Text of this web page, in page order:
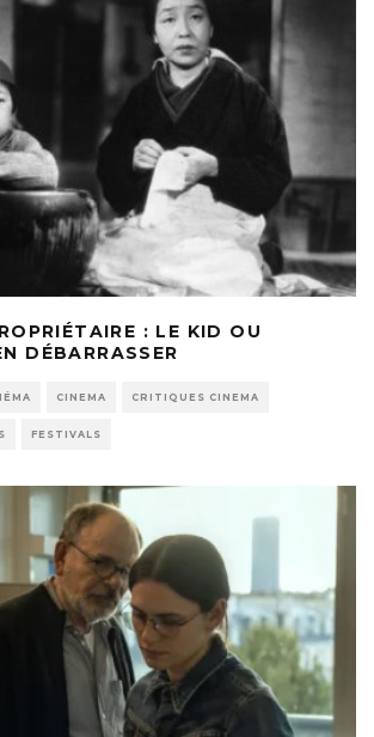
: LE KID OU
DÉBARRASSER
CINEMA CRITIQUES CINEMA
FESTIVALS